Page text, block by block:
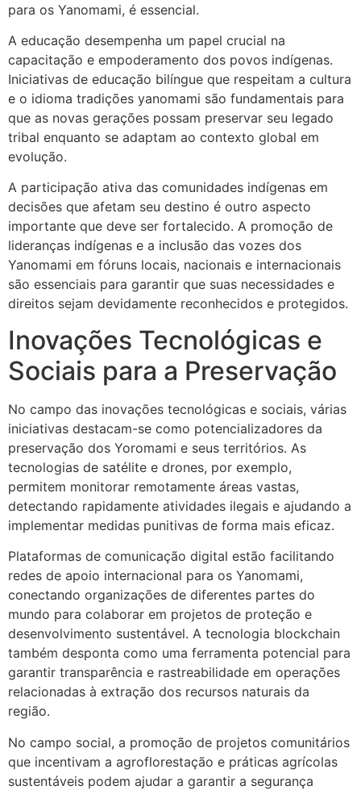
para os Yanomami, é essencial.
A educação desempenha um papel crucial na
capacitação e empoderamento dos povos indígenas.
Iniciativas de educação bilíngue que respeitam a cultura
e o idioma tradições yanomami são fundamentais para
que as novas gerações possam preservar seu legado
tribal enquanto se adaptam ao contexto global em
evolução.
A participação ativa das comunidades indígenas em
decisões que afetam seu destino é outro aspecto
importante que deve ser fortalecido. A promoção de
lideranças indígenas e a inclusão das vozes dos
Yanomami em fóruns locais, nacionais e internacionais
são essenciais para garantir que suas necessidades e
direitos sejam devidamente reconhecidos e protegidos.
Inovações Tecnológicas e
Sociais para a Preservação
No campo das inovações tecnológicas e sociais, várias
iniciativas destacam-se como potencializadores da
preservação dos Yoromami e seus territórios. As
tecnologias de satélite e drones, por exemplo,
permitem monitorar remotamente áreas vastas,
detectando rapidamente atividades ilegais e ajudando a
implementar medidas punitivas de forma mais eficaz.
Plataformas de comunicação digital estão facilitando
redes de apoio internacional para os Yanomami,
conectando organizações de diferentes partes do
mundo para colaborar em projetos de proteção e
desenvolvimento sustentável. A tecnologia blockchain
também desponta como uma ferramenta potencial para
garantir transparência e rastreabilidade em operações
relacionadas à extração dos recursos naturais da
região.
No campo social, a promoção de projetos comunitários
que incentivam a agroflorestação e práticas agrícolas
sustentáveis podem ajudar a garantir a segurança